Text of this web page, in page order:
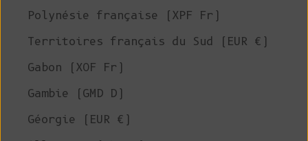
Polynésie française (XPF Fr)
Territoires français du Sud (EUR €)
Gabon (XOF Fr)
Gambie (GMD D)
Géorgie (EUR €)